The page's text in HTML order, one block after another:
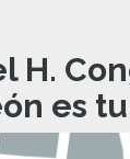
H.
es